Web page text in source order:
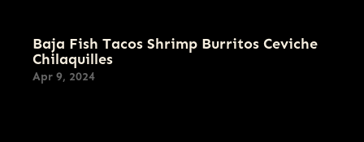
Galmegi IPA
갈매기 IPA
6.0
Magpie
Baja Fish Tacos Shrimp Burritos Ceviche
Chilaquilles
Apr 9, 2024